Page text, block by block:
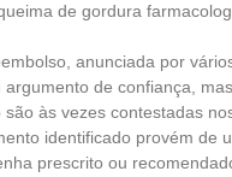
de gordura
anunciada por
argumento de confiança,
são às vezes contestadas
identificado provém de
prescrito ou